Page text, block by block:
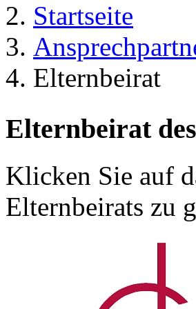
Startseite
Elternbeirat
Elternbeirat
Klicken Sie auf
Elternbeirats zu